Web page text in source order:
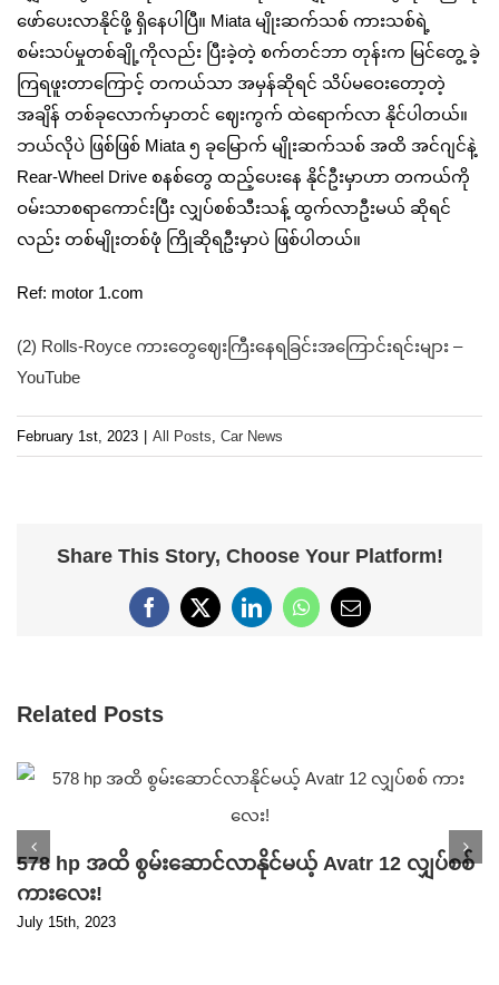
ဖော်ပေးလာနိုင်ဖို့ ရှိနေပါပြီ။ Miata မျိုးဆက်သစ် ကားသစ်ရဲ့
စမ်းသပ်မှုတစ်ချို့ကိုလည်း ပြီးခဲ့တဲ့ စက်တင်ဘာ တုန်းက မြင်တွေ့ ခဲ့
ကြရဖူးတာကြောင့် တကယ်သာ အမှန်ဆိုရင် သိပ်မဝေးတော့တဲ့
အချိန် တစ်ခုလောက်မှာတင် ဈေးကွက် ထဲရောက်လာ နိုင်ပါတယ်။
ဘယ်လိုပဲ ဖြစ်ဖြစ် Miata ၅ ခုမြောက် မျိုးဆက်သစ် အထိ အင်ဂျင်နဲ့
Rear-Wheel Drive စနစ်တွေ ထည့်ပေးနေ နိုင်ဦးမှာဟာ တကယ်ကို
ဝမ်းသာစရာကောင်းပြီး လျှပ်စစ်သီးသန့် ထွက်လာဦးမယ် ဆိုရင်
လည်း တစ်မျိုးတစ်ဖုံ ကြိုဆိုရဦးမှာပဲ ဖြစ်ပါတယ်။
Ref: motor 1.com
(2) Rolls-Royce ကားတွေဈေးကြီးနေရခြင်းအကြောင်းရင်းများ –
YouTube
February 1st, 2023 All Posts Car News
Share This Story, Choose Your Platform!
Facebook
X LinkedInWhatsApp
Email
Related Posts
578 hp အထိ စွမ်းဆောင်လာနိုင်မယ့် Avatr 12 လျှပ်စစ်
ကားလေး!
July 15th, 2023